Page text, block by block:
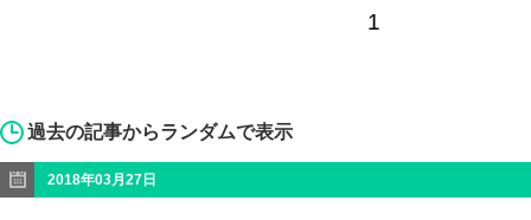
1
過去の記事からランダムで表示
2018年03月27日